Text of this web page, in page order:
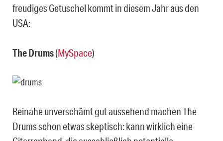
freudiges Getuschel kommt in diesem Jahr aus den
USA:
The Drums(MySpace)
Beinahe unverschämt gut aussehend machen The
Drums schon etwas skeptisch: kann wirklich eine